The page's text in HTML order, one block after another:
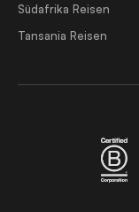
Südafrika Reisen
Tansania Reisen